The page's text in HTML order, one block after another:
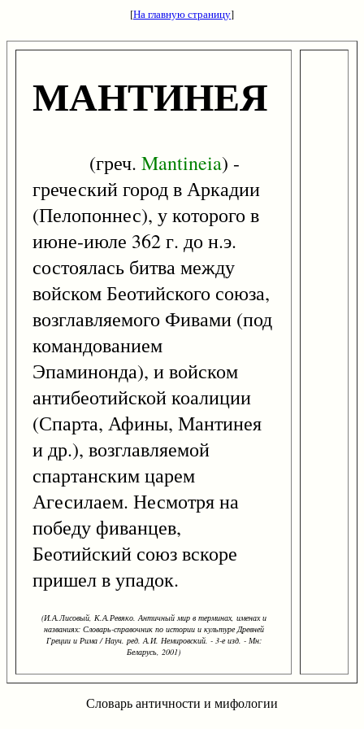
[На главную страницу]
МАНТИНЕЯ
(греч. Mantineia) -
греческий город в Аркадии
(Пелопоннес), у которого в
июне-июле 362 г. до н.э.
состоялась битва между
войском Беотийского союза,
возглавляемого Фивами (под
командованием
Эпаминонда), и войском
антибеотийской коалиции
(Спарта, Афины, Мантинея
и др.), возглавляемой
спартанским царем
Агесилаем. Несмотря на
победу фиванцев,
Беотийский союз вскоре
пришел в упадок.
(И.А.Лисовый, К.А.Ревяко. Античный мир в терминах, именах и
названиях: Словарь-справочник по истории и культуре Древней
Греции и Рима / Науч. ред. А.И. Немировский. - 3-е изд. - Мн:
Беларусь, 2001)
Словарь античности и мифологии